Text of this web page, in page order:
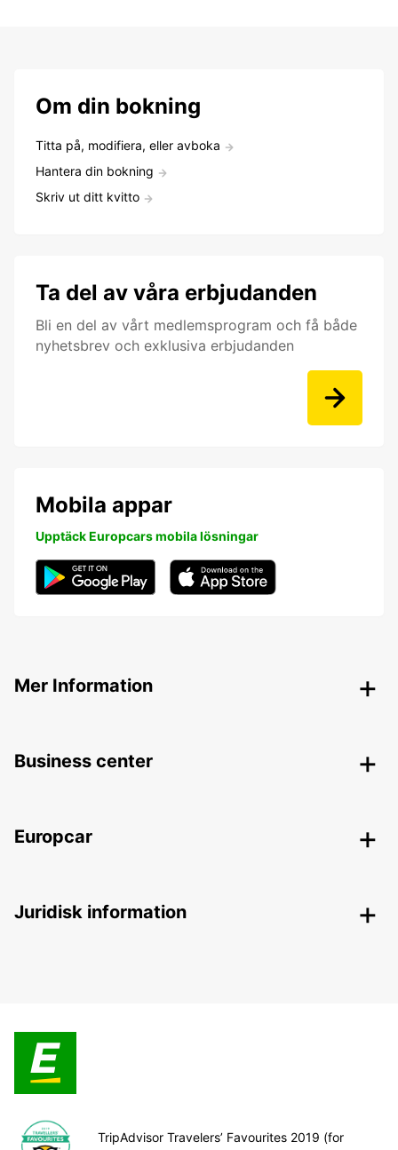
Om din bokning
Titta på, modifiera, eller avboka
Hantera din bokning
Skriv ut ditt kvitto
Ta del av våra erbjudanden
Bli en del av vårt medlemsprogram och få både
nyhetsbrev och exklusiva erbjudanden
Mobila appar
Upptäck Europcars mobila lösningar
Mer Information
Business center
Europcar
Juridisk information
TripAdvisor Travelers’ Favourites 2019 (for